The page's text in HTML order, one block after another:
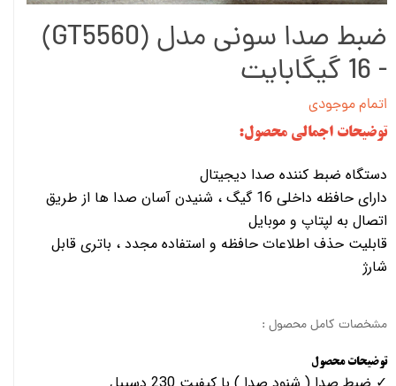
ضبط صدا سونی مدل (GT5560)
- 16 گیگابایت
اتمام موجودی
توضیحات اجمالی محصول:
دستگاه ضبط کننده صدا دیجیتال
دارای حافظه داخلی 16 گیگ ، شنیدن آسان صدا ها از طریق
اتصال به لپتاپ و موبایل
قابلیت حذف اطلاعات حافظه و استفاده مجدد ، باتری قابل
شارژ
مشخصات کامل محصول :
توضیحات محصول